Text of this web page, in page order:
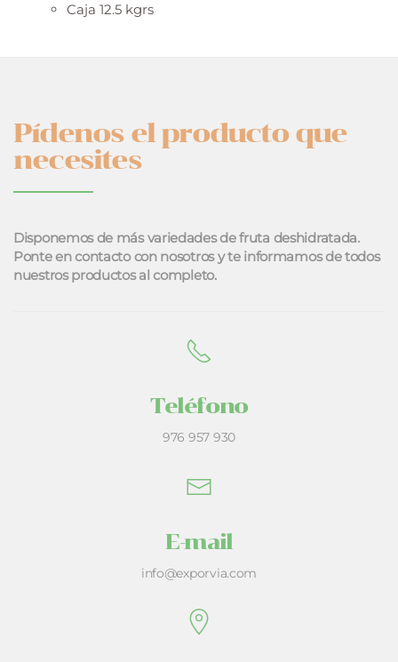
Caja 12.5 kgrs
Pídenos el producto que
necesites
Disponemos de más variedades de fruta deshidratada.
Ponte en contacto con nosotros y te informamos de todos
nuestros productos al completo.
Teléfono
976 957 930
E-mail
info@exporvia.com